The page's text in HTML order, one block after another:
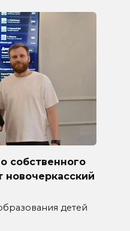
собственного
новочеркасский
детей